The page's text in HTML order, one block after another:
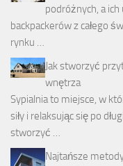
podróżnych, a
backpackerów z całego
rynku …
Jak stworzyć
wnętrza
Sypialnia to miejsce, w
siły i relaksując się po
stworzyć …
Najtańsze